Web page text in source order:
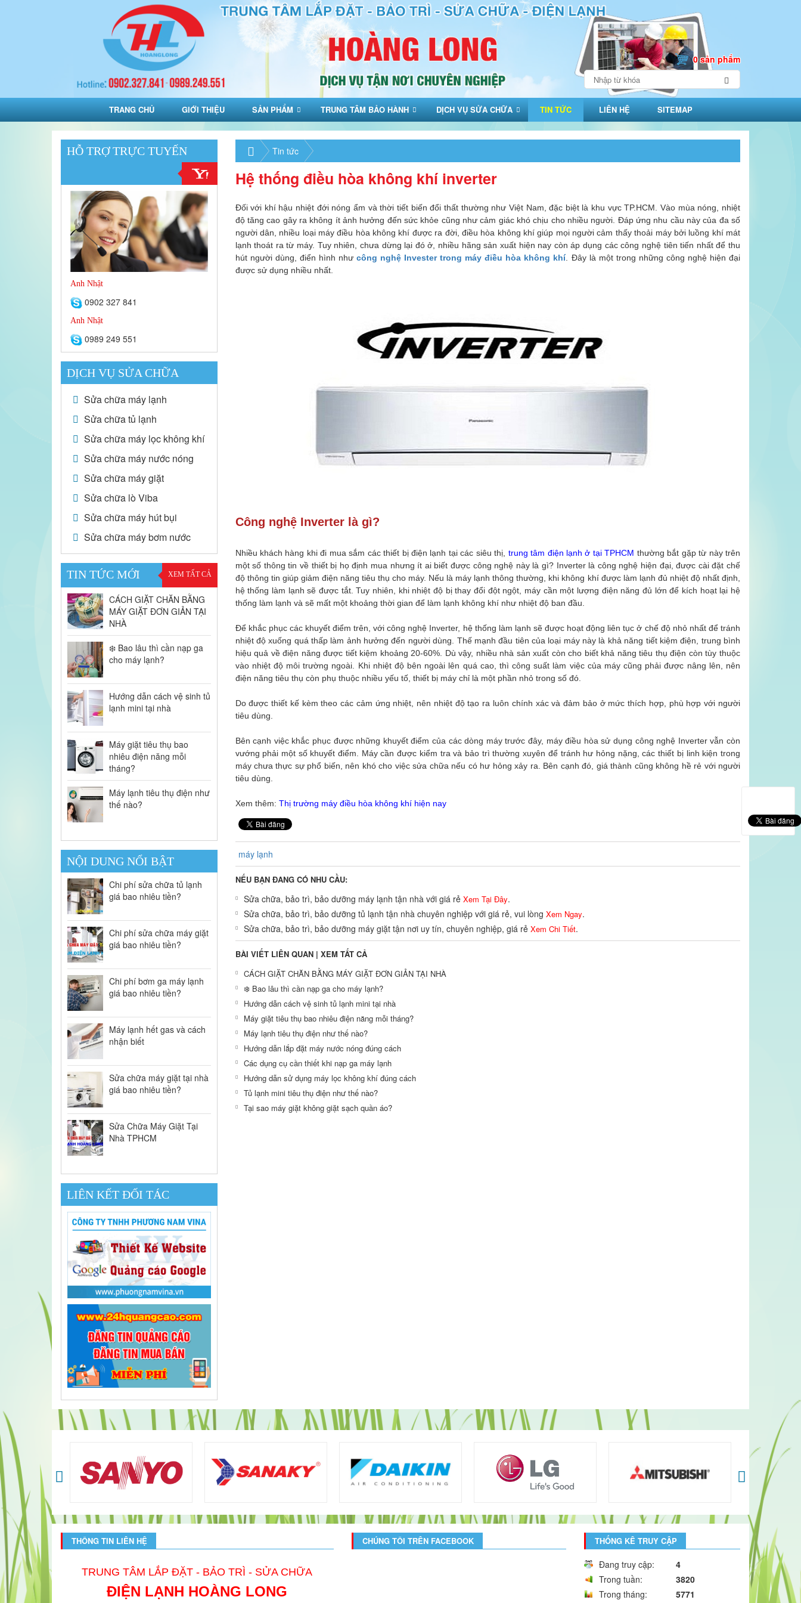
0 sản phẩm
TRANG CHỦ GIỚI THIỆU SẢN PHẨM TRUNG TÂM BẢO HÀNH DỊCH VỤ SỬA CHỮA TIN TỨC LIÊN HỆ SITEMAP
HỖ TRỢ TRỰC TUYẾN
Anh Nhật
0902 327 841
Anh Nhật
0989 249 551
DỊCH VỤ SỬA CHỮA
Sửa chữa máy lạnh
Sửa chữa tủ lạnh
Sửa chữa máy lọc không khí
Sửa chữa máy nước nóng
Sửa chữa máy giặt
Sửa chữa lò Viba
Sửa chữa máy hút bụi
Sửa chữa máy bơm nước
TIN TỨC MỚI XEM TẤT CẢ
CÁCH GIẶT CHĂN BẰNG
MÁY GIẶT ĐƠN GIẢN TẠI
NHÀ
❄️ Bao lâu thì cần nạp ga
cho máy lạnh?
Hướng dẫn cách vệ sinh tủ
lạnh mini tại nhà
Máy giặt tiêu thụ bao
nhiêu điện năng mỗi
tháng?
Máy lạnh tiêu thụ điện như
thế nào?
NỘI DUNG NỔI BẬT
Chi phí sửa chữa tủ lạnh
giá bao nhiêu tiền?
Chi phí sửa chữa máy giặt
giá bao nhiêu tiền?
Chi phí bơm ga máy lạnh
giá bao nhiêu tiền?
Máy lạnh hết gas và cách
nhận biết
Sửa chữa máy giặt tại nhà
giá bao nhiêu tiền?
Sửa Chữa Máy Giặt Tại
Nhà TPHCM
LIÊN KẾT ĐỐI TÁC
Tin tức
Hệ thống điều hòa không khí inverter
Đối với khí hậu nhiệt đới nóng ẩm và thời tiết biến đổi thất thường như Việt Nam, đặc biệt là khu vực TP.HCM. Vào mùa nóng, nhiệt
độ tăng cao gây ra không ít ảnh hưởng đến sức khỏe cũng như cảm giác khó chịu cho nhiều người. Đáp ứng nhu cầu này của đa số
người dân, nhiều loại máy điều hòa không khí được ra đời, điều hòa không khí giúp mọi người cảm thấy thoải máy bởi luồng khí mát
lạnh thoát ra từ máy. Tuy nhiên, chưa dừng lại đó ở, nhiều hãng sản xuất hiện nay còn áp dụng các công nghệ tiên tiến nhất để thu
hút người dùng, điển hình như công nghệ Invester trong máy điều hòa không khí. Đây là một trong những công nghệ hiện đại
được sử dụng nhiều nhất.
Công nghệ Inverter là gì?
Nhiều khách hàng khi đi mua sắm các thiết bị điện lạnh tại các siêu thị, trung tâm điện lạnh ở tại TPHCM thường bắt gặp từ này trên
một số thông tin về thiết bị họ định mua nhưng ít ai biết được công nghệ này là gì? Inverter là công nghệ hiện đại, được cài đặt chế
độ thông tin giúp giảm điện năng tiêu thụ cho máy. Nếu là máy lạnh thông thường, khi không khí được làm lạnh đủ nhiệt độ nhất định,
hệ thống làm lạnh sẽ được tắt. Tuy nhiên, khi nhiệt độ bị thay đổi đột ngột, máy cần một lượng điện năng đủ lớn để kích hoạt lại hệ
thống làm lạnh và sẽ mất một khoảng thời gian để làm lạnh không khí như nhiệt độ ban đầu.
Để khắc phục các khuyết điểm trên, với công nghệ Inverter, hệ thống làm lạnh sẽ được hoạt động liên tục ở chế độ nhỏ nhất để tránh
nhiệt độ xuống quá thấp làm ảnh hưởng đến người dùng. Thế mạnh đầu tiên của loại máy này là khả năng tiết kiệm điện, trung bình
hiệu quả về điện năng được tiết kiệm khoảng 20-60%. Dù vậy, nhiều nhà sản xuất còn cho biết khả năng tiêu thụ điện còn tùy thuộc
vào nhiệt độ môi trường ngoài. Khi nhiệt độ bên ngoài lên quá cao, thì công suất làm việc của máy cũng phải được nâng lên, nên
điện năng tiêu thụ còn phụ thuộc nhiều yếu tố, thiết bị máy chỉ là một phần nhỏ trong số đó.
Do được thiết kế kèm theo các cảm ứng nhiệt, nên nhiệt độ tạo ra luôn chính xác và đảm bảo ở mức thích hợp, phù hợp với người
tiêu dùng.
Bên cạnh việc khắc phục được những khuyết điểm của các dòng máy trước đây, máy điều hòa sử dụng công nghệ Inverter vẫn còn
vướng phải một số khuyết điểm. Máy cần được kiểm tra và bảo trì thường xuyên để tránh hư hỏng nặng, các thiết bị linh kiện trong
máy chưa thực sự phổ biến, nên khó cho việc sửa chữa nếu có hư hỏng xảy ra. Bên cạnh đó, giá thành cũng không hề rẻ với người
tiêu dùng.
Xem thêm: Thị trường máy điều hòa không khí hiện nay
máy lạnh
NẾU BẠN ĐANG CÓ NHU CẦU:
Sửa chữa, bảo trì, bảo dưỡng máy lạnh tận nhà với giá rẻ Xem Tại Đây.
Sửa chữa, bảo trì, bảo dưỡng tủ lạnh tận nhà chuyên nghiệp với giá rẻ, vui lòng Xem Ngay.
Sửa chữa, bảo trì, bảo dưỡng máy giặt tận nơi uy tín, chuyên nghiệp, giá rẻ Xem Chi Tiết.
BÀI VIẾT LIÊN QUAN | XEM TẤT CẢ
CÁCH GIẶT CHĂN BẰNG MÁY GIẶT ĐƠN GIẢN TẠI NHÀ
❄️ Bao lâu thì cần nạp ga cho máy lạnh?
Hướng dẫn cách vệ sinh tủ lạnh mini tại nhà
Máy giặt tiêu thụ bao nhiêu điện năng mỗi tháng?
Máy lạnh tiêu thụ điện như thế nào?
Hướng dẫn lắp đặt máy nước nóng đúng cách
Các dụng cụ cần thiết khi nạp ga máy lạnh
Hướng dẫn sử dụng máy lọc không khí đúng cách
Tủ lạnh mini tiêu thụ điện như thế nào?
Tại sao máy giặt không giặt sạch quần áo?
THÔNG TIN LIÊN HỆ
TRUNG TÂM LẮP ĐẶT - BẢO TRÌ - SỬA CHỮA
ĐIỆN LẠNH HOÀNG LONG
CHÚNG TÔI TRÊN FACEBOOK THỐNG KÊ TRUY CẬP
Đang truy cập:
4
Trong tuần:
3820
Trong tháng:
5771